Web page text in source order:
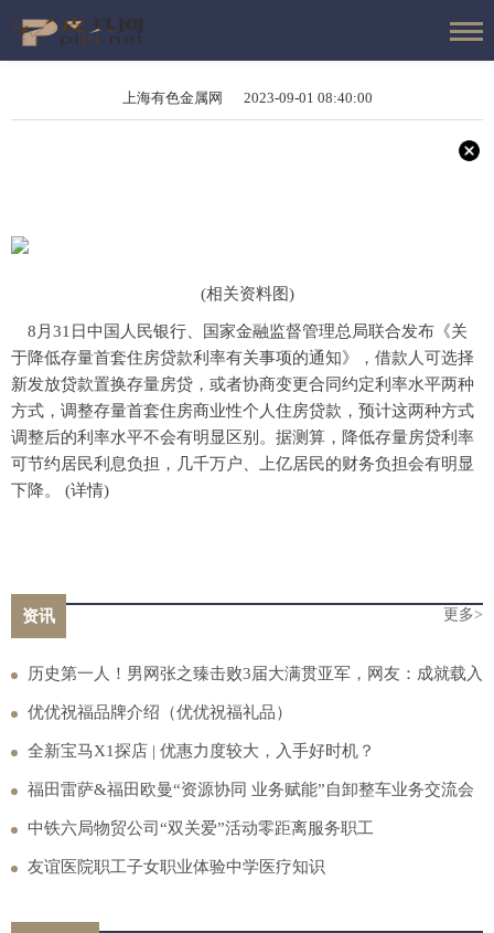
上海有色金属网 2023-09-01 08:40:00
(相关资料图)
8月31日中国人民银行、国家金融监督管理总局联合发布《关
于降低存量首套住房贷款利率有关事项的通知》，借款人可选择
新发放贷款置换存量房贷，或者协商变更合同约定利率水平两种
方式，调整存量首套住房商业性个人住房贷款，预计这两种方式
调整后的利率水平不会有明显区别。据测算，降低存量房贷利率
可节约居民利息负担，几千万户、上亿居民的财务负担会有明显
下降。 (详情)
资讯 更多>
历史第一人！男网张之臻击败3届大满贯亚军，网友：成就载入
史册
优优祝福品牌介绍（优优祝福礼品）
全新宝马X1探店 | 优惠力度较大，入手好时机？
福田雷萨&福田欧曼“资源协同 业务赋能”自卸整车业务交流会
圆满召开
中铁六局物贸公司“双关爱”活动零距离服务职工
友谊医院职工子女职业体验中学医疗知识